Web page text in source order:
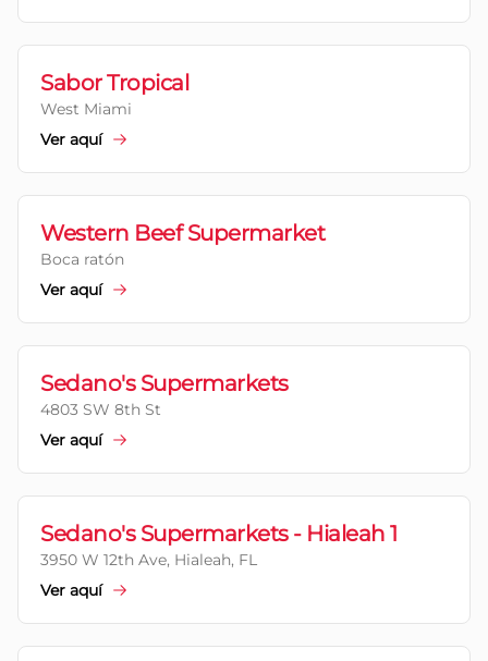
Sabor Tropical
West Miami
Ver aquí
Western Beef Supermarket
Boca ratón
Ver aquí
Sedano's Supermarkets
4803 SW 8th St
Ver aquí
Sedano's Supermarkets - Hialeah 1
3950 W 12th Ave, Hialeah, FL
Ver aquí